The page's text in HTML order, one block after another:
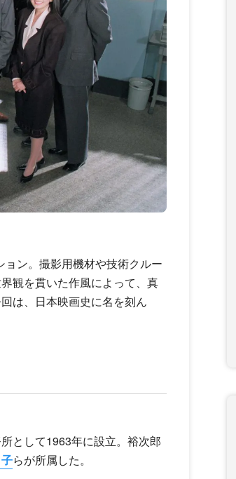
ン。撮影用機材や技術クルー
観を貫いた作風によって、真
は、日本映画史に名を刻ん
として1963年に設立。裕次郎
らが所属した。